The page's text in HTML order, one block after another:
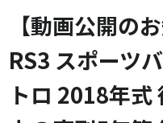
【動画公開の
RS3 スポーツ
トロ 2018年